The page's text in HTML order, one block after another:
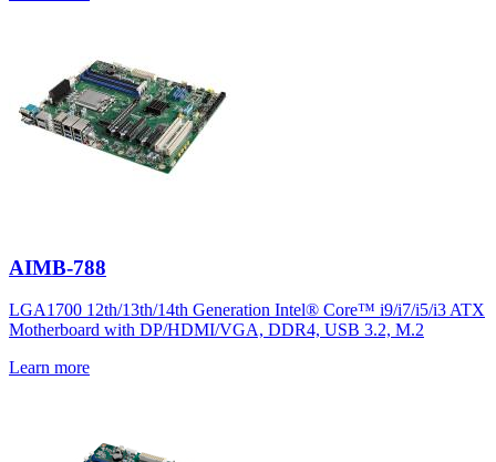
AIMB-788
LGA1700 12th/13th/14th Generation Intel® Core™ i9/i7/i5/i3 ATX
Motherboard with DP/HDMI/VGA, DDR4, USB 3.2, M.2
Learn more